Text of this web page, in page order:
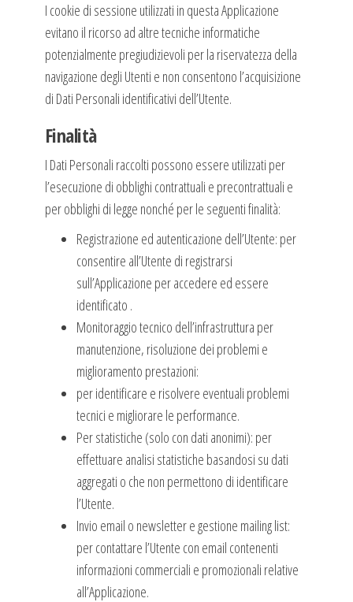
I cookie di sessione utilizzati in questa Applicazione
evitano il ricorso ad altre tecniche informatiche
potenzialmente pregiudizievoli per la riservatezza della
navigazione degli Utenti e non consentono l’acquisizione
di Dati Personali identificativi dell’Utente.
Finalità
I Dati Personali raccolti possono essere utilizzati per
l’esecuzione di obblighi contrattuali e precontrattuali e
per obblighi di legge nonché per le seguenti finalità:
Registrazione ed autenticazione dell’Utente: per
consentire all’Utente di registrarsi
sull’Applicazione per accedere ed essere
identificato .
Monitoraggio tecnico dell’infrastruttura per
manutenzione, risoluzione dei problemi e
miglioramento prestazioni:
per identificare e risolvere eventuali problemi
tecnici e migliorare le performance.
Per statistiche (solo con dati anonimi): per
effettuare analisi statistiche basandosi su dati
aggregati o che non permettono di identificare
l’Utente.
Invio email o newsletter e gestione mailing list:
per contattare l’Utente con email contenenti
informazioni commerciali e promozionali relative
all’Applicazione.